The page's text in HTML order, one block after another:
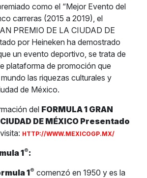
como el “Mejor Evento del
carreras (2015 a 2019), el
PREMIO DE LA CIUDAD DE
por Heineken ha demostrado
un evento deportivo, se trata de
plataforma de promoción que
las riquezas culturales y
de México.
del FORMULA 1 GRAN
CIUDAD DE MÉXICO Presentado
visita: HTTP://WWW.MEXICOGP.MX/
1®:
1® comenzó en 1950 y es la